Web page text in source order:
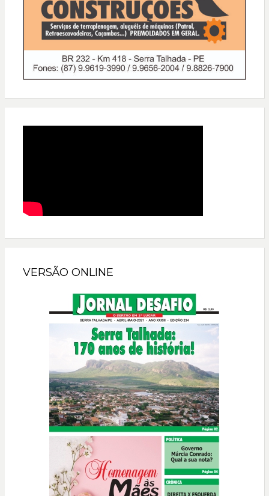
VERSÃO ONLINE